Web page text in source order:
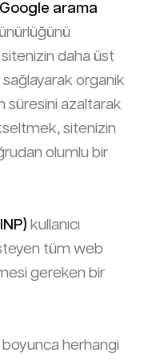
Google arama
sitenizin daha üst
sağlayarak organik
süresini azaltarak
sitenizin
olumlu bir
kullanıcı
tüm web
gereken bir
herhangi